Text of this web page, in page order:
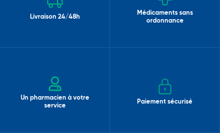
Livraison 24/48h
Médicaments sans
ordonnance
Un pharmacien à votre
service
Paiement sécurisé